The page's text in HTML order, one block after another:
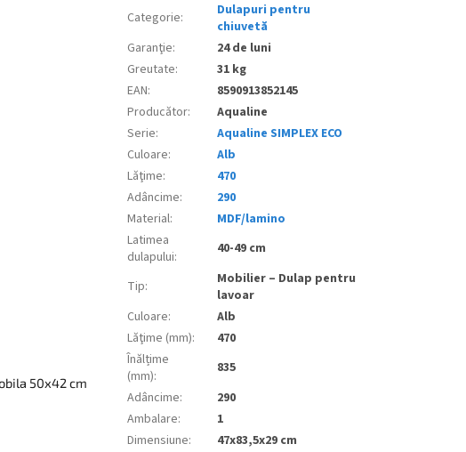
50x42 cm
Categorie:
Dulapuri pentru
chiuvetă
Garanţie:
24 de luni
Greutate:
31 kg
EAN:
8590913852145
Producător:
Aqualine
Serie:
Aqualine SIMPLEX ECO
Culoare:
Alb
Lăţime:
470
Adâncime:
290
Material:
MDF/lamino
Latimea
dulapului: 40-49 cm
Tip:
Mobilier – Dulap pentru
lavoar
Culoare:
Alb
Lăţime (mm):
470
Înălțime
(mm):
835
Adâncime:
290
Ambalare:
1
Dimensiune:
47x83,5x29 cm